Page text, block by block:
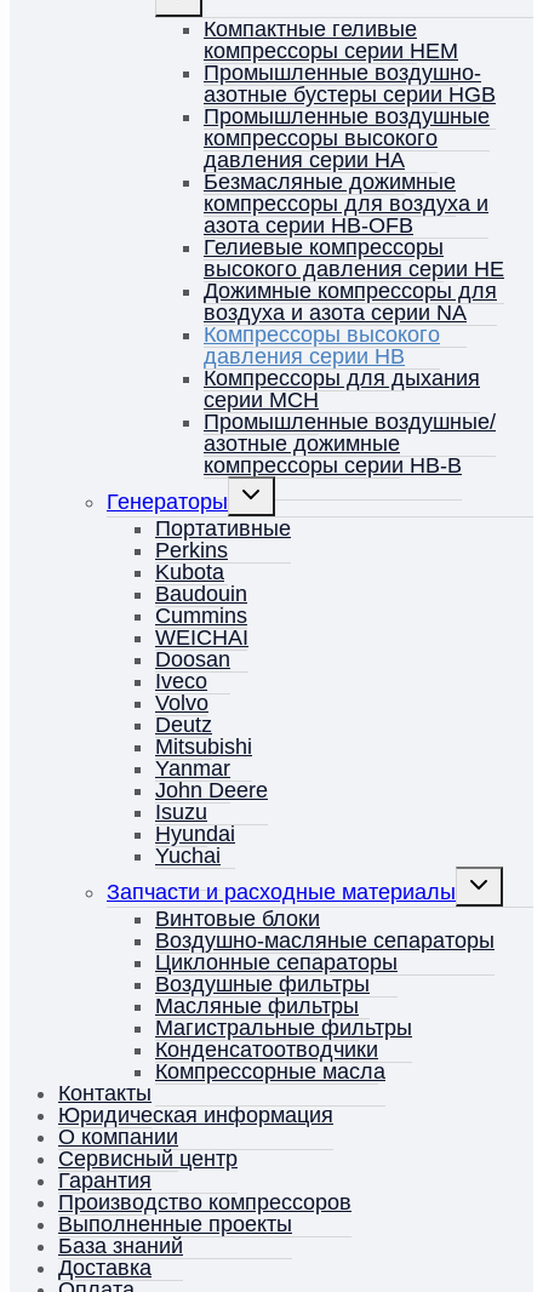
меню
Компактные геливые
компрессоры серии HEM
Промышленные воздушно-
азотные бустеры серии HGB
Промышленные воздушные
компрессоры высокого
давления серии HA
Безмасляные дожимные
компрессоры для воздуха и
азота серии HB-OFB
Гелиевые компрессоры
высокого давления серии HE
Дожимные компрессоры для
воздуха и азота серии NA
Компрессоры высокого
давления серии HB
Компрессоры для дыхания
серии MCH
Промышленные воздушные/
азотные дожимные
компрессоры серии HB-B
Генераторы
Переключить
дочернее
меню
Портативные
Perkins
Kubota
Baudouin
Cummins
WEICHAI
Doosan
Iveco
Volvo
Deutz
Mitsubishi
Yanmar
John Deere
Isuzu
Hyundai
Yuchai
Запчасти и расходные материалы
Винтовые блоки
Воздушно-масляные сепараторы
Циклонные сепараторы
Воздушные фильтры
Масляные фильтры
Магистральные фильтры
Конденсатоотводчики
Компрессорные масла
Контакты
Юридическая информация
О компании
Сервисный центр
Гарантия
Производство компрессоров
Выполненные проекты
База знаний
Доставка